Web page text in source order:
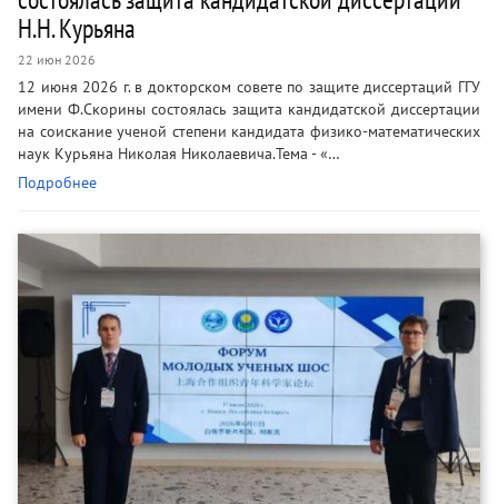
Н.Н. Курьяна
22 июн 2026
12 июня 2026 г. в докторском совете по защите диссертаций ГГУ
имени Ф.Скорины состоялась защита кандидатской диссертации
на соискание ученой степени кандидата физико-математических
наук Курьяна Николая Николаевича.Тема - «…
Подробнее